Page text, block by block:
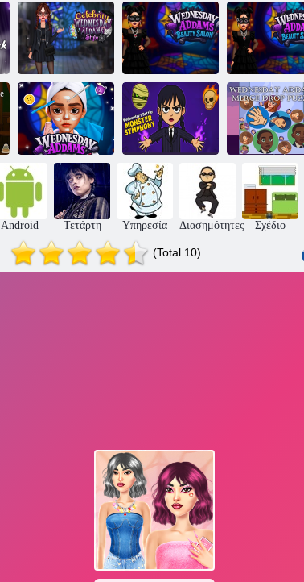
Διασημότητα
Τετάρτη
Addams Style
Τετάρτη
Addams Salon
Beauty
Τετάρτη
Addams Salon
Beauty
Τετάρτη
Addams Salon
Beauty
Μάχη της
Τετάρτης:
Συμφωνία τέρας
Τετάρτη addams
συγχώνευση
παζλ
Android Τετάρτη Υπηρεσία Διασημότητες Σχέδιο
(Total 10)